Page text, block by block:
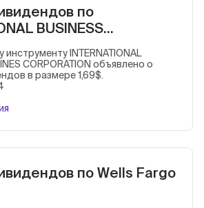
по
BUSINESS
INTERNATIONAL
CORPORATION объявлено о
в размере 1,69$.
по Wells Fargo